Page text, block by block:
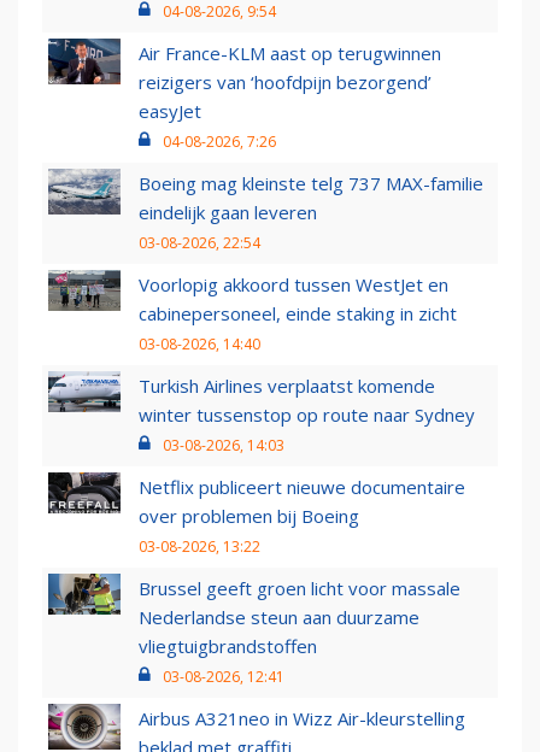
04-08-2026, 9:54
Air France-KLM aast op terugwinnen
reizigers van ‘hoofdpijn bezorgend’
easyJet
04-08-2026, 7:26
Boeing mag kleinste telg 737 MAX-familie
eindelijk gaan leveren
03-08-2026, 22:54
Voorlopig akkoord tussen WestJet en
cabinepersoneel, einde staking in zicht
03-08-2026, 14:40
Turkish Airlines verplaatst komende
winter tussenstop op route naar Sydney
03-08-2026, 14:03
Netflix publiceert nieuwe documentaire
over problemen bij Boeing
03-08-2026, 13:22
Brussel geeft groen licht voor massale
Nederlandse steun aan duurzame
vliegtuigbrandstoffen
03-08-2026, 12:41
Airbus A321neo in Wizz Air-kleurstelling